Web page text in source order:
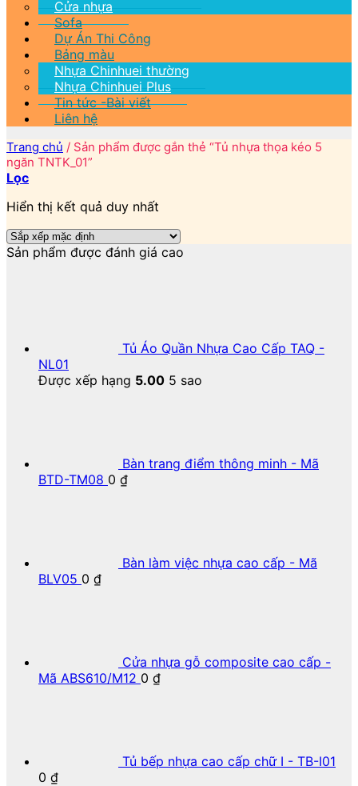
Cửa nhựa
Sofa
Dự Án Thi Công
Bảng màu
Nhựa Chinhuei thường
Nhựa Chinhuei Plus
Tin tức -Bài viết
Liên hệ
Trang chủ / Sản phẩm được gắn thẻ “Tủ nhựa thọa kéo 5
ngăn TNTK_01”
Lọc
Hiển thị kết quả duy nhất
Sản phẩm được đánh giá cao
Tủ Áo Quần Nhựa Cao Cấp TAQ -
NL01
Được xếp hạng 5.00 5 sao
Bàn trang điểm thông minh - Mã
BTD-TM08 0 ₫
Bàn làm việc nhựa cao cấp - Mã
BLV05 0 ₫
Cửa nhựa gỗ composite cao cấp -
Mã ABS610/M12 0 ₫
Tủ bếp nhựa cao cấp chữ I - TB-I01
0 ₫